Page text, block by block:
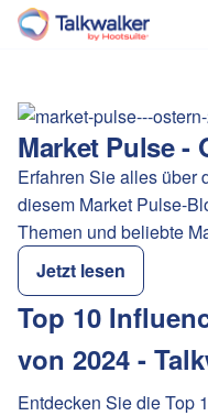
Direkt
zumHomepage
Market Pulse -
Erfahren Sie alles über
diesem Market Pulse-
Themen und beliebte
Jetzt lesen
Top 10
von 2024 -
Entdecken Sie die Top